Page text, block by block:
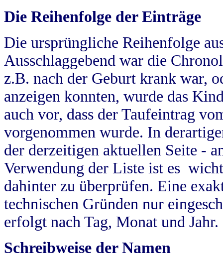
Die Reihenfolge der Einträge
Die ursprüngliche Reihenfolge
Ausschlaggebend war die
z.B. nach der Geburt krank war,
anzeigen konnten, wurde das
auch vor, dass der Taufeintrag
vorgenommen wurde. In
der derzeitigen aktuellen Seite -
Verwendung der Liste ist es
dahinter zu überprüfen. Eine
technischen Gründen nur
erfolgt nach Tag, Monat und Jahr.
Schreibweise der Namen